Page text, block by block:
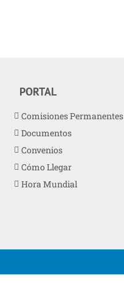
PORTAL
Comisiones Permanentes
Documentos
Convenios
Cómo Llegar
Hora Mundial